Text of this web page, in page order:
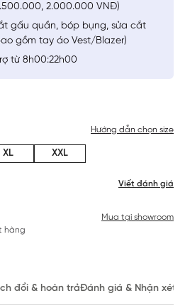
Viết đánh giá
Hướng dẫn chọn size
XL XXL
hàng
Mua tại showroom
2.000.000 VNĐ)
gấu quần, bóp bụng, sửa cắt
gồm tay áo Vest/Blazer)
từ 8h00:22h00
đổi & hoàn trảĐánh giá & Nhận xét